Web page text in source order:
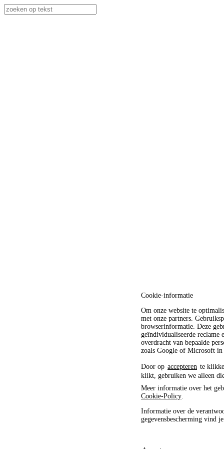
Cookie-informatie
Om onze website te
met onze partners.
browserinformatie. Deze
geïndividualiseerde
overdracht van bepaalde
zoals Google of Microsoft in
Door op accepteren te
klikt, gebruiken we alleen
Meer informatie over het
Cookie-Policy
Informatie over de
gegevensbescherming vind